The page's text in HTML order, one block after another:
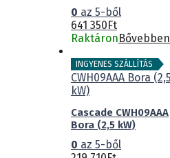
0 az 5-ből
641 350 Ft
Raktáron Bővebben
INGYENES SZÁLLÍTÁS
Cascade CWH09AAA
Bora (2,5 kW)
0 az 5-ből